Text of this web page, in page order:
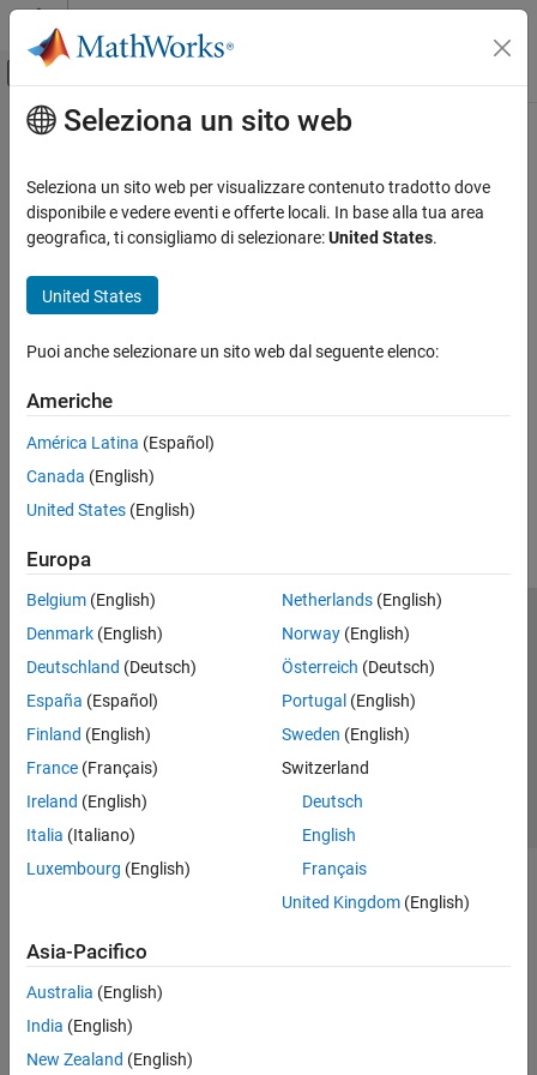
Vai al contenuto
Attiva/disattiva menu di navigazione
Pagina iniziale della documentazione
Categoria
Simscape
Simscape Battery
Simscape Driveline
Get Started with Simscape Driveline
Driveline Modeling
Brakes and Detents
Clutches
Engines & Motors
Gears
Sensors
Sources
Tires and Vehicles
Transmissions
Driveline Simulation
Simscape Electrical
Contenuto principale
Seleziona un sito web
Seleziona un sito web per visualizzare contenuto tradotto dove
disponibile e vedere eventi e offerte locali. In base alla tua area
geografica, ti consigliamo di selezionare:United States.
United States
Puoi anche selezionare un sito web dal seguente elenco:
Americhe
América Latina (Español)
Canada (English)
United States (English)
Europa
Belgium (English)
Denmark (English)
Deutschland (Deutsch)
España (Español)
Finland (English)
France (Français)
Ireland (English)
Italia (Italiano)
Luxembourg (English)
Netherlands(English)
Norway(English)
Österreich (Deutsch)
Portugal (English)
Sweden (English)
Switzerland
Deutsch
English
Français
United Kingdom(English)
Asia-Pacifico
Australia (English)
India (English)
New Zealand (English)
Centro di fiducia
Informativa sulla privacy
Antipirateria
Stato dell'applicazione
Contatti
© 1994-2026 The MathWorks, Inc.